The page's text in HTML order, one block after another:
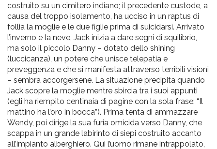
costruito su un cimitero indiano; il precedente custode, a
causa del troppo isolamento, ha ucciso in un raptus di
follia la moglie e le due figlie prima di suicidarsi. Arrivato
l’inverno e la neve, Jack inizia a dare segni di squilibrio,
ma solo il piccolo Danny – dotato dello shining
(luccicanza), un potere che unisce telepatia e
preveggenza e che si manifesta attraverso terribili visioni
– sembra accorgersene. La situazione precipita quando
Jack scopre la moglie mentre sbircia tra i suoi appunti
(egli ha riempito centinaia di pagine con la sola frase: “Il
mattino ha l’oro in bocca”). Prima tenta di ammazzare
Wendy, poi dirige la sua furia omicida verso Danny, che
scappa in un grande labirinto di siepi costruito accanto
all’impianto alberghiero. Qui l’uomo rimane intrappolato,